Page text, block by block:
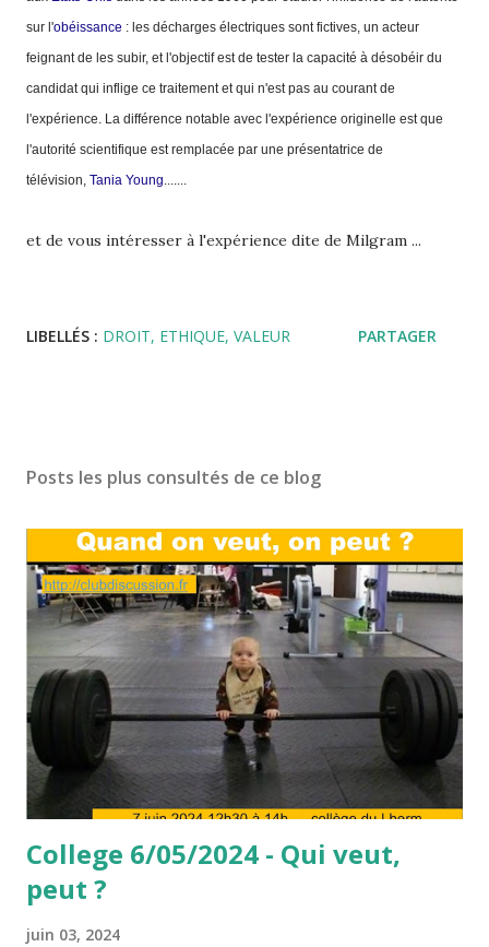
sur l'obéissance : les décharges électriques sont fictives, un acteur
feignant de les subir, et l'objectif est de tester la capacité à désobéir du
candidat qui inflige ce traitement et qui n'est pas au courant de
l'expérience. La différence notable avec l'expérience originelle est que
l'autorité scientifique est remplacée par une présentatrice de
télévision, Tania Young
et de vous intéresser à l'expérience dite de Milgram ...
LIBELLÉS : DROIT ETHIQUE VALEUR PARTAGER
Posts les plus consultés de ce blog
College 6/05/2024 - Qui veut,
peut ?
juin 03, 2024